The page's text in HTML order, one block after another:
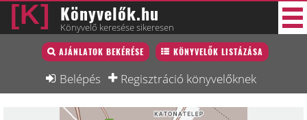
Könyvelők.hu
Könyvelő keresése sikeresen
AJÁNLATOK BEKÉRÉSE KÖNYVELŐK LISTÁZÁSA
Belépés Regisztráció könyvelőknek
Könyvelő lista
Könyvelési munkák